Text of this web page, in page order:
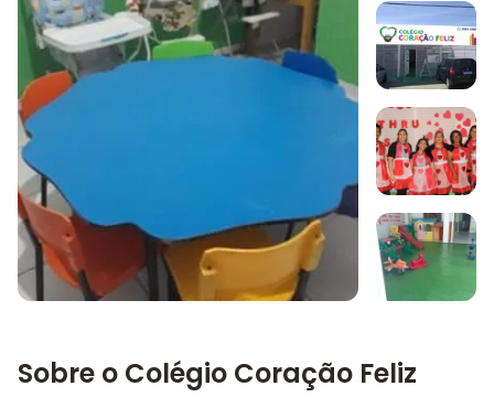
Imagem 1
Imagem 2
Imagem 3
Sobre o Colégio Coração Feliz